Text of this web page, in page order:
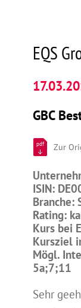
EQS
GBC
pdf Zur
ISIN:
Branche:
Rating:
Kurs bei
Kursziel
Mögl.
5a;7;11
Sehr